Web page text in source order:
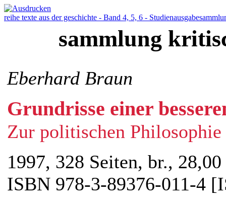
reihe texte aus der geschichte - Band 4, 5, 6 - Studienausgabe
sammlung
Eberhard Braun
Grundrisse einer
Zur politischen
1997, 328 Seiten, br., 28,00
ISBN 978-3-89376-011-4